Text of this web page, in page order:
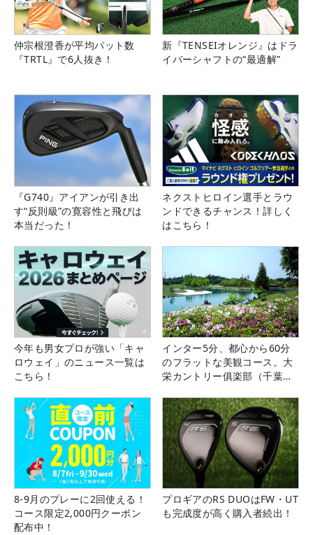
仲宗根澄香が平均パット数
『TRTL』で6人抜き！
新『TENSEIオレンジ』はドラ
イバーシャフトの“最適解”
『G740』アイアンが引き出
す“反則級”の寛容性と飛びは
本当だった！
ネクストヒロイン選手とラウ
ンドできるチャンス！詳しく
はこちら！
今年も男女プロが強い「キャ
ロウェイ」のニュース一覧は
こちら！
インター5分、都心から60分
のフラットな美観コース。大
栄カントリー俱楽部（千葉
8-9月のプレーに2回使える！
コース限定2,000円クーポン
配布中！
プロギアのRS DUOはFW・UT
も完成度が高く購入者続出！